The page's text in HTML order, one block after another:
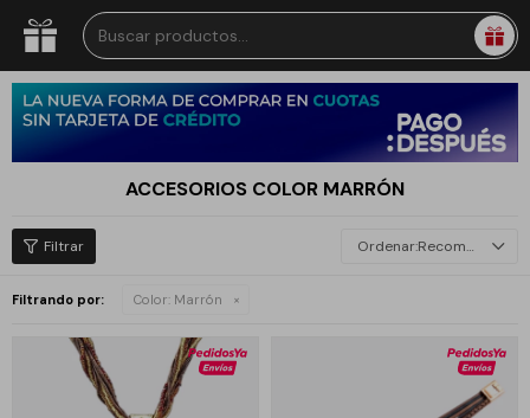
ACCESORIOS COLOR MARRÓN
Recomendados
Filtrando por: Color: Marrón